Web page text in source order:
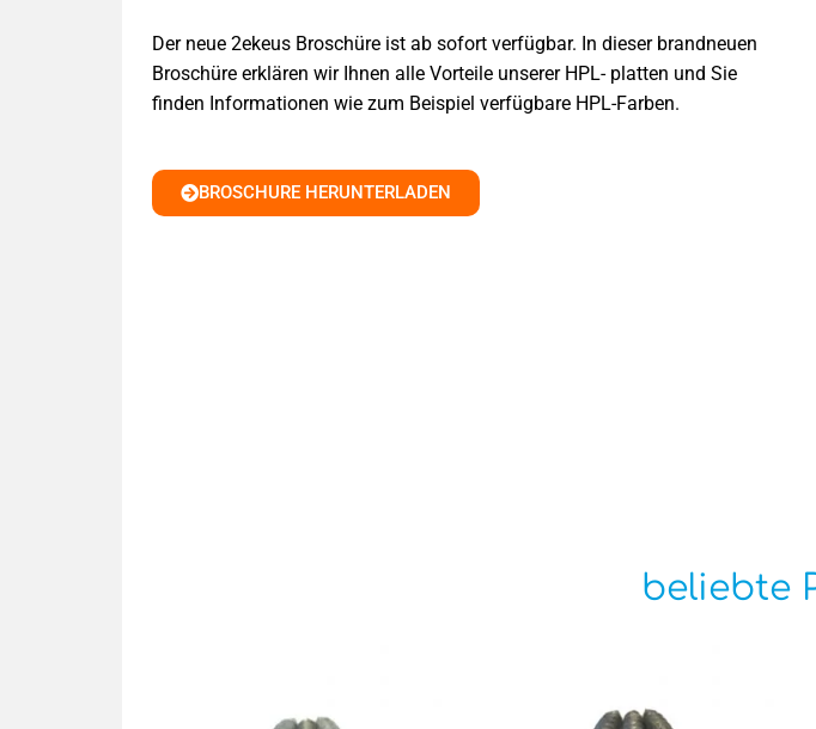
Der neue 2ekeus Broschüre ist ab sofort verfügbar. In dieser brandneuen
Broschüre erklären wir Ihnen alle Vorteile unserer HPL- platten und Sie
finden Informationen wie zum Beispiel verfügbare HPL-Farben.
BROSCHURE HERUNTERLADEN
beliebte